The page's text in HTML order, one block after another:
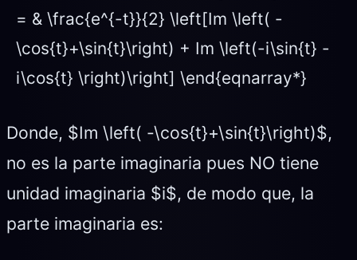
= & \frac{e^{-t}}{2} \left[Im \left( -
\cos{t}+\sin{t}\right) + Im \left(-i\sin{t} -
i\cos{t} \right)\right] \end{eqnarray*}
Donde, $Im \left( -\cos{t}+\sin{t}\right)$,
no es la parte imaginaria pues NO tiene
unidad imaginaria $i$, de modo que, la
parte imaginaria es: